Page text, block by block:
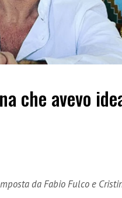
che avevo
da Fabio Fulco e